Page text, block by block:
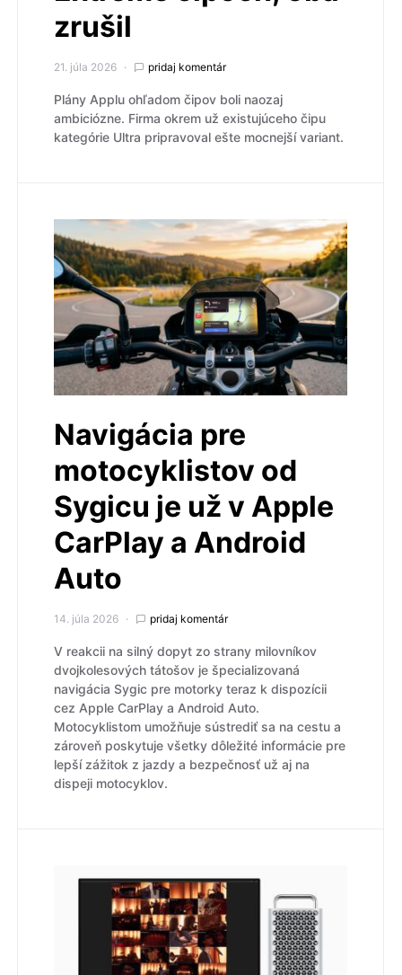
zrušil
21. júla 2026 pridaj komentár
Plány Applu ohľadom čipov boli naozaj
ambiciózne. Firma okrem už existujúceho čipu
kategórie Ultra pripravoval ešte mocnejší variant.
Navigácia pre
motocyklistov od
Sygicu je už v Apple
CarPlay a Android
Auto
14. júla 2026 pridaj komentár
V reakcii na silný dopyt zo strany milovníkov
dvojkolesových tátošov je špecializovaná
navigácia Sygic pre motorky teraz k dispozícii
cez Apple CarPlay a Android Auto.
Motocyklistom umožňuje sústrediť sa na cestu a
zároveň poskytuje všetky dôležité informácie pre
lepší zážitok z jazdy a bezpečnosť už aj na
dispeji motocyklov.